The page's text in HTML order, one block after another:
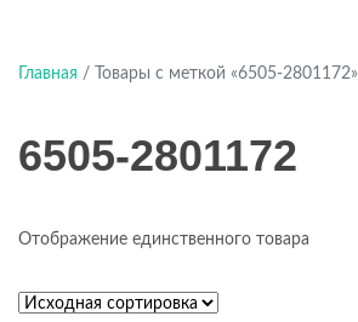
Главная / Товары с меткой «6505-2801172»
6505-2801172
Отображение единственного товара